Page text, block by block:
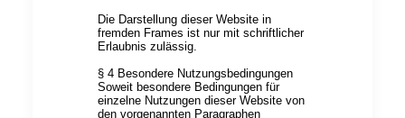
Die Darstellung dieser Website in
fremden Frames ist nur mit schriftlicher
Erlaubnis zulässig.
§ 4 Besondere Nutzungsbedingungen
Soweit besondere Bedingungen für
einzelne Nutzungen dieser Website von
den vorgenannten Paragraphen